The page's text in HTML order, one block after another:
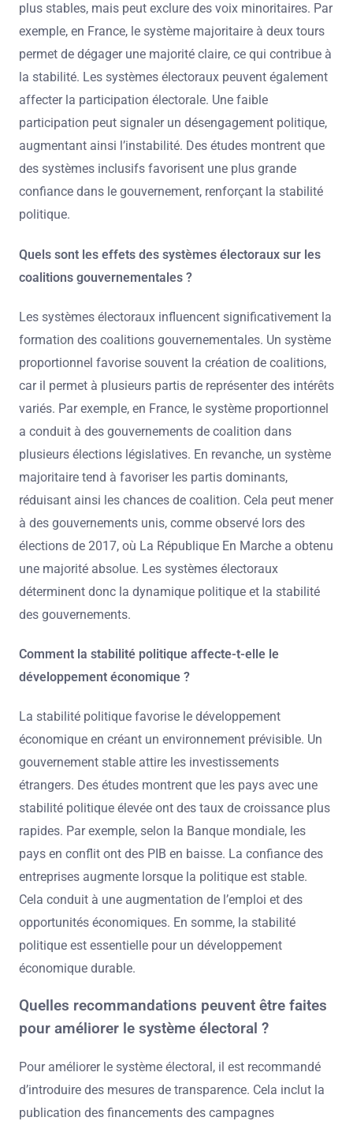
plus stables, mais peut exclure des voix minoritaires. Par
exemple, en France, le système majoritaire à deux tours
permet de dégager une majorité claire, ce qui contribue à
la stabilité. Les systèmes électoraux peuvent également
affecter la participation électorale. Une faible
participation peut signaler un désengagement politique,
augmentant ainsi l’instabilité. Des études montrent que
des systèmes inclusifs favorisent une plus grande
confiance dans le gouvernement, renforçant la stabilité
politique.
Quels sont les effets des systèmes électoraux sur les
coalitions gouvernementales ?
Les systèmes électoraux influencent significativement la
formation des coalitions gouvernementales. Un système
proportionnel favorise souvent la création de coalitions,
car il permet à plusieurs partis de représenter des intérêts
variés. Par exemple, en France, le système proportionnel
a conduit à des gouvernements de coalition dans
plusieurs élections législatives. En revanche, un système
majoritaire tend à favoriser les partis dominants,
réduisant ainsi les chances de coalition. Cela peut mener
à des gouvernements unis, comme observé lors des
élections de 2017, où La République En Marche a obtenu
une majorité absolue. Les systèmes électoraux
déterminent donc la dynamique politique et la stabilité
des gouvernements.
Comment la stabilité politique affecte-t-elle le
développement économique ?
La stabilité politique favorise le développement
économique en créant un environnement prévisible. Un
gouvernement stable attire les investissements
étrangers. Des études montrent que les pays avec une
stabilité politique élevée ont des taux de croissance plus
rapides. Par exemple, selon la Banque mondiale, les
pays en conflit ont des PIB en baisse. La confiance des
entreprises augmente lorsque la politique est stable.
Cela conduit à une augmentation de l’emploi et des
opportunités économiques. En somme, la stabilité
politique est essentielle pour un développement
économique durable.
Quelles recommandations peuvent être faites
pour améliorer le système électoral ?
Pour améliorer le système électoral, il est recommandé
d’introduire des mesures de transparence. Cela inclut la
publication des financements des campagnes